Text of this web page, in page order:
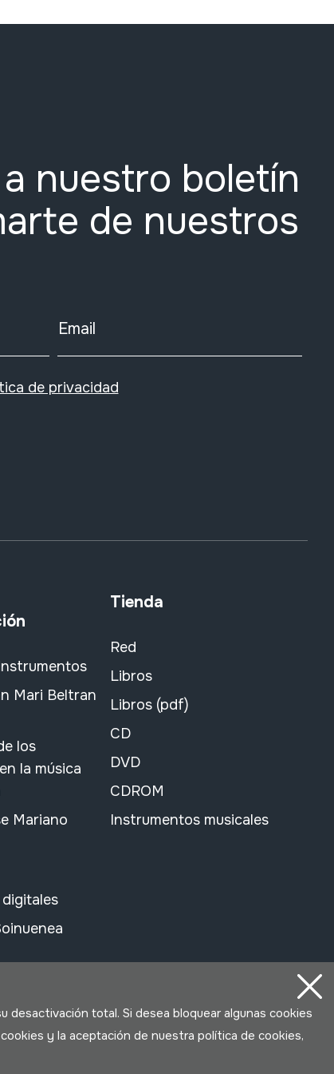
nuestro boletín
de nuestros
Email
de privacidad
Mari Beltran
los
la música
Mariano
Tienda
Red
Libros
Libros (pdf)
CD
DVD
CDROM
Instrumentos musicales
total. Si desea bloquear algunas cookies
y la aceptación de nuestra política de cookies,